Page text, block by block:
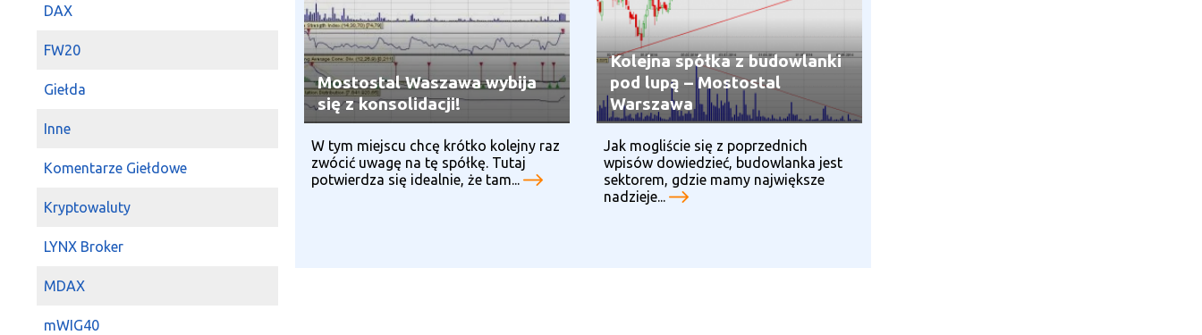
Mostostal Waszawa wybija
się z konsolidacji!
W tym miejscu chcę krótko kolejny raz
zwócić uwagę na tę spółkę. Tutaj
potwierdza się idealnie, że tam...
Kolejna spółka z budowlanki
pod lupą – Mostostal
Warszawa
Jak mogliście się z poprzednich
wpisów dowiedzieć, budowlanka jest
sektorem, gdzie mamy największe
nadzieje...
DAX
FW20
Giełda
Inne
Komentarze Giełdowe
Kryptowaluty
LYNX Broker
MDAX
mWIG40